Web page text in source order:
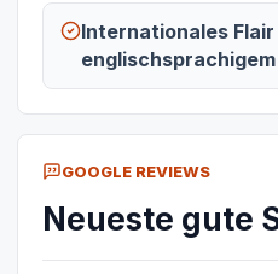
Internationales
GOOGLE REVIEWS
Neueste gute